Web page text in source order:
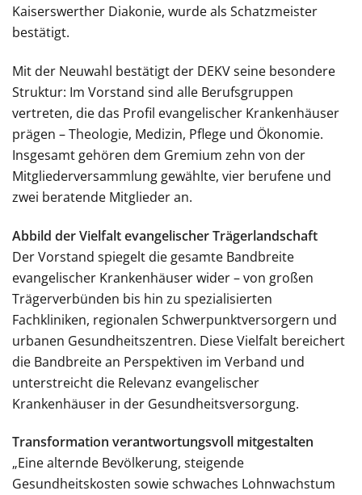
Kaiserswerther Diakonie, wurde als Schatzmeister
bestätigt.
Mit der Neuwahl bestätigt der DEKV seine besondere
Struktur: Im Vorstand sind alle Berufsgruppen
vertreten, die das Profil evangelischer Krankenhäuser
prägen – Theologie, Medizin, Pflege und Ökonomie.
Insgesamt gehören dem Gremium zehn von der
Mitgliederversammlung gewählte, vier berufene und
zwei beratende Mitglieder an.
Abbild der Vielfalt evangelischer Trägerlandschaft
Der Vorstand spiegelt die gesamte Bandbreite
evangelischer Krankenhäuser wider – von großen
Trägerverbünden bis hin zu spezialisierten
Fachkliniken, regionalen Schwerpunktversorgern und
urbanen Gesundheitszentren. Diese Vielfalt bereichert
die Bandbreite an Perspektiven im Verband und
unterstreicht die Relevanz evangelischer
Krankenhäuser in der Gesundheitsversorgung.
Transformation verantwortungsvoll mitgestalten
„Eine alternde Bevölkerung, steigende
Gesundheitskosten sowie schwaches Lohnwachstum